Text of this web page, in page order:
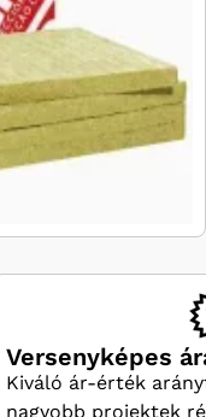
Versenyképes
Kiváló ár-érték
nagyobb projektek